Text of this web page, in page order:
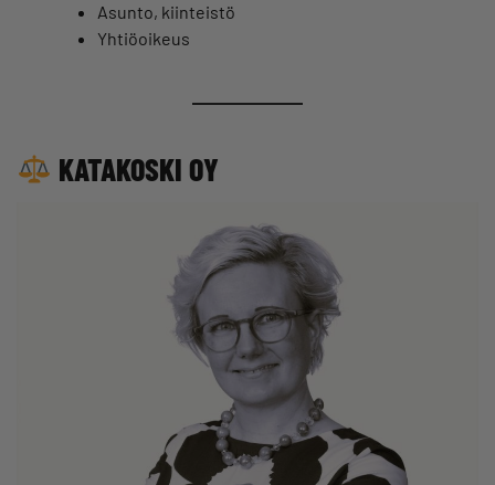
Asunto, kiinteistö
Yhtiöoikeus
KATAKOSKI OY